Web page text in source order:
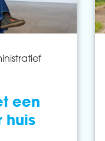
een
huis